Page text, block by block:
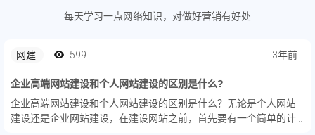
每天学习一点网络知识，对做好营销有好处
网建 599 3年前
企业高端网站建设和个人网站建设的区别是什么?
企业高端网站建设和个人网站建设的区别是什么？无论是个人网站
建设还是企业网站建设，在建设网站之前，首先要有一个简单的计